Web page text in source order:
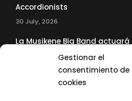
Gestionar el
consentimiento de
cookies
Accordionists
30 July, 2026
La Musikene Big Band
Tolliver en el 61 Jazzaldia